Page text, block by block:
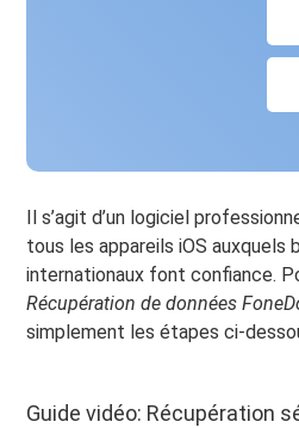
Il s’agit d’un logiciel
tous les appareils iOS auxquels
internationaux font confiance.
Récupération de données
simplement les étapes ci-
Guide vidéo: Récupération